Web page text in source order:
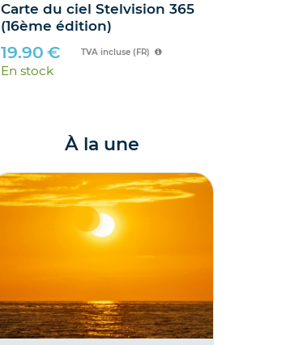
Carte du ciel Stelvision 365
(16ème édition)
19.90 € TVA incluse (FR)
En stock
À la une